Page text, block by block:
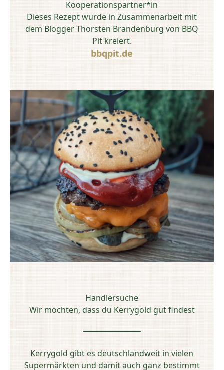
Kooperationspartner*in
Dieses Rezept wurde in Zusammenarbeit mit
dem Blogger Thorsten Brandenburg von BBQ
Pit kreiert.
bbqpit.de
Händlersuche
Wir möchten, dass du Kerrygold gut findest
Kerrygold gibt es deutschlandweit in vielen
Supermärkten und damit auch ganz bestimmt